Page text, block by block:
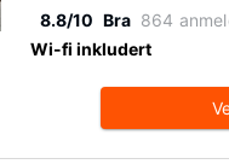
8.8/10 Bra 864
Wi-fi inkludert